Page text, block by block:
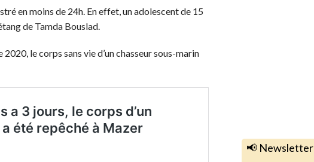
en moins de 24h. En effet, un adolescent de 15
de Tamda Bouslad.
le corps sans vie d’un chasseur sous-marin
📢 Newsletter